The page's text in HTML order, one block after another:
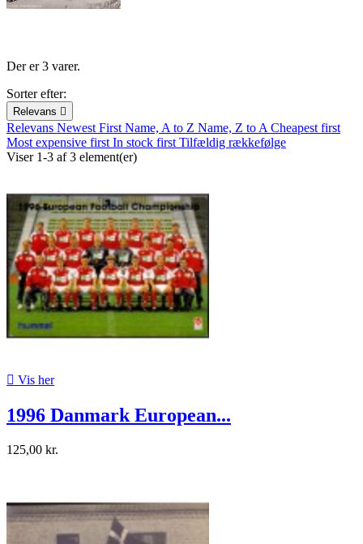
Der er 3 varer.
Sorter efter:
Relevans 
Relevans Newest FirstName, A to Z Name, Z to ACheapest first
Most expensive firstIn stock firstTilfældig rækkefølge
Viser 1-3 af 3 element(er)
 Vis her
1996 Danmark European...
125,00 kr.